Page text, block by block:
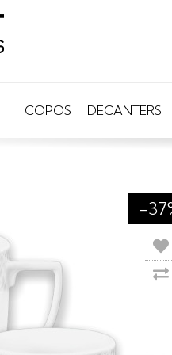
COPOS DECANTERS
-